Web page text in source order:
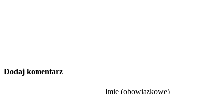
Dodaj komentarz
Imię (obowiązkowe)